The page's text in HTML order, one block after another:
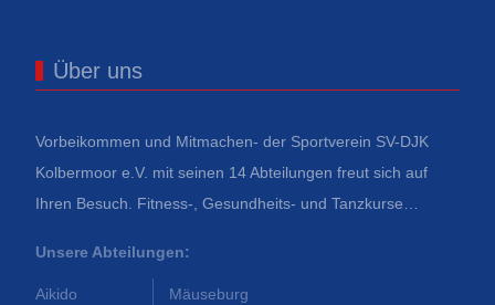
Über uns
Vorbeikommen und Mitmachen- der Sportverein SV-DJK
Kolbermoor e.V. mit seinen 14 Abteilungen freut sich auf
Ihren Besuch. Fitness-, Gesundheits- und Tanzkurse…
Unsere Abteilungen:
Aikido
Mäuseburg